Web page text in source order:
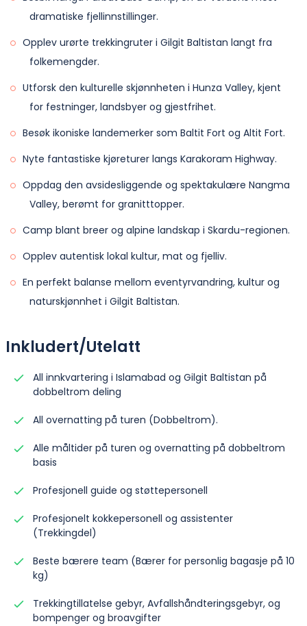
dramatiske fjellinnstillinger.
Opplev urørte trekkingruter i Gilgit Baltistan langt fra
folkemengder.
Utforsk den kulturelle skjønnheten i Hunza Valley, kjent
for festninger, landsbyer og gjestfrihet.
Besøk ikoniske landemerker som Baltit Fort og Altit Fort.
Nyte fantastiske kjøreturer langs Karakoram Highway.
Oppdag den avsidesliggende og spektakulære Nangma
Valley, berømt for granitttopper.
Camp blant breer og alpine landskap i Skardu-regionen.
Opplev autentisk lokal kultur, mat og fjelliv.
En perfekt balanse mellom eventyrvandring, kultur og
naturskjønnhet i Gilgit Baltistan.
Inkludert/Utelatt
All innkvartering i Islamabad og Gilgit Baltistan på
dobbeltrom deling
All overnatting på turen (Dobbeltrom).
Alle måltider på turen og overnatting på dobbeltrom
basis
Profesjonell guide og støttepersonell
Profesjonelt kokkepersonell og assistenter
(Trekkingdel)
Beste bærere team (Bærer for personlig bagasje på 10
kg)
Trekkingtillatelse gebyr, Avfallshåndteringsgebyr, og
bompenger og broavgifter